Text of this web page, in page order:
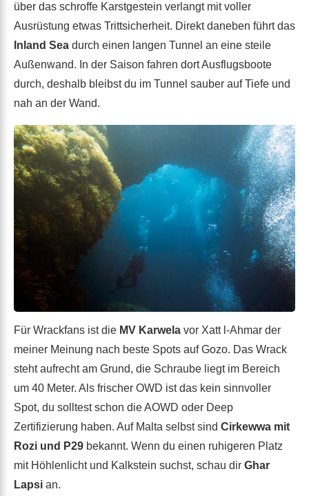
über das schroffe Karstgestein verlangt mit voller
Ausrüstung etwas Trittsicherheit. Direkt daneben führt das
Inland Sea durch einen langen Tunnel an eine steile
Außenwand. In der Saison fahren dort Ausflugsboote
durch, deshalb bleibst du im Tunnel sauber auf Tiefe und
nah an der Wand.
Für Wrackfans ist die MV Karwela vor Xatt l-Ahmar der
meiner Meinung nach beste Spots auf Gozo. Das Wrack
steht aufrecht am Grund, die Schraube liegt im Bereich
um 40 Meter. Als frischer OWD ist das kein sinnvoller
Spot, du solltest schon die AOWD oder Deep
Zertifizierung haben. Auf Malta selbst sind Cirkewwa mit
Rozi und P29 bekannt. Wenn du einen ruhigeren Platz
mit Höhlenlicht und Kalkstein suchst, schau dir Ghar
Lapsi an.